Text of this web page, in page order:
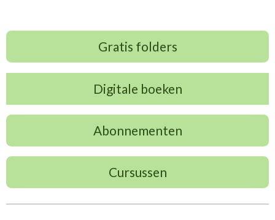
Gratis folders
Digitale boeken
Abonnementen
Cursussen